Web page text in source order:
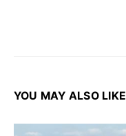
YOU MAY ALSO LIKE